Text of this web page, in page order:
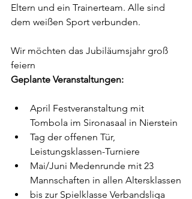
Eltern und ein Trainerteam. Alle sind
dem weißen Sport verbunden.
Wir möchten das Jubiläumsjahr groß
feiern
Geplante Veranstaltungen:
April Festveranstaltung mit
Tombola im Sironasaal in Nierstein
Tag der offenen Tür,
Leistungsklassen-Turniere
Mai/Juni Medenrunde mit 23
Mannschaften in allen Altersklassen
bis zur Spielklasse Verbandsliga